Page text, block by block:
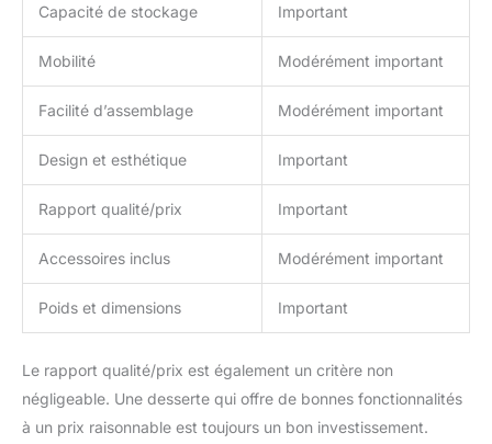
Capacité de stockage Important
Mobilité Modérément important
Facilité d’assemblage Modérément important
Design et esthétique Important
Rapport qualité/prix Important
Accessoires inclus Modérément important
Poids et dimensions Important
Le rapport qualité/prix est également un critère non
négligeable. Une desserte qui offre de bonnes fonctionnalités
à un prix raisonnable est toujours un bon investissement.